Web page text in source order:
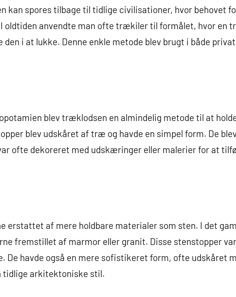
kan spores tilbage til tidlige civilisationer, hvor behovet
I oldtiden anvendte man ofte trækiler til formålet, hvor en
den i at lukke. Denne enkle metode blev brugt i både
blev træklodsen en almindelig metode til at
blev udskåret af træ og havde en simpel form. De
ofte dekoreret med udskæringer eller malerier for at
erstattet af mere holdbare materialer som sten. I det
fremstillet af marmor eller granit. Disse stenstopper
De havde også en mere sofistikeret form, ofte udskåret
tidlige arkitektoniske stil.